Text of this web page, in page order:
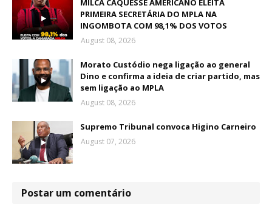
MILCA CAQUESSE AMERICANO ELEITA
PRIMEIRA SECRETÁRIA DO MPLA NA
INGOMBOTA COM 98,1% DOS VOTOS
August 08, 2026
Morato Custódio nega ligação ao general
Dino e confirma a ideia de criar partido, mas
sem ligação ao MPLA
August 08, 2026
Supremo Tribunal convoca Higino Carneiro
August 07, 2026
Postar um comentário